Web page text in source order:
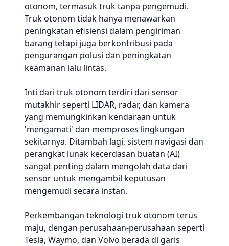
otonom, termasuk truk tanpa pengemudi.
Truk otonom tidak hanya menawarkan
peningkatan efisiensi dalam pengiriman
barang tetapi juga berkontribusi pada
pengurangan polusi dan peningkatan
keamanan lalu lintas.
Inti dari truk otonom terdiri dari sensor
mutakhir seperti LIDAR, radar, dan kamera
yang memungkinkan kendaraan untuk
'mengamati' dan memproses lingkungan
sekitarnya. Ditambah lagi, sistem navigasi dan
perangkat lunak kecerdasan buatan (AI)
sangat penting dalam mengolah data dari
sensor untuk mengambil keputusan
mengemudi secara instan.
Perkembangan teknologi truk otonom terus
maju, dengan perusahaan-perusahaan seperti
Tesla, Waymo, dan Volvo berada di garis